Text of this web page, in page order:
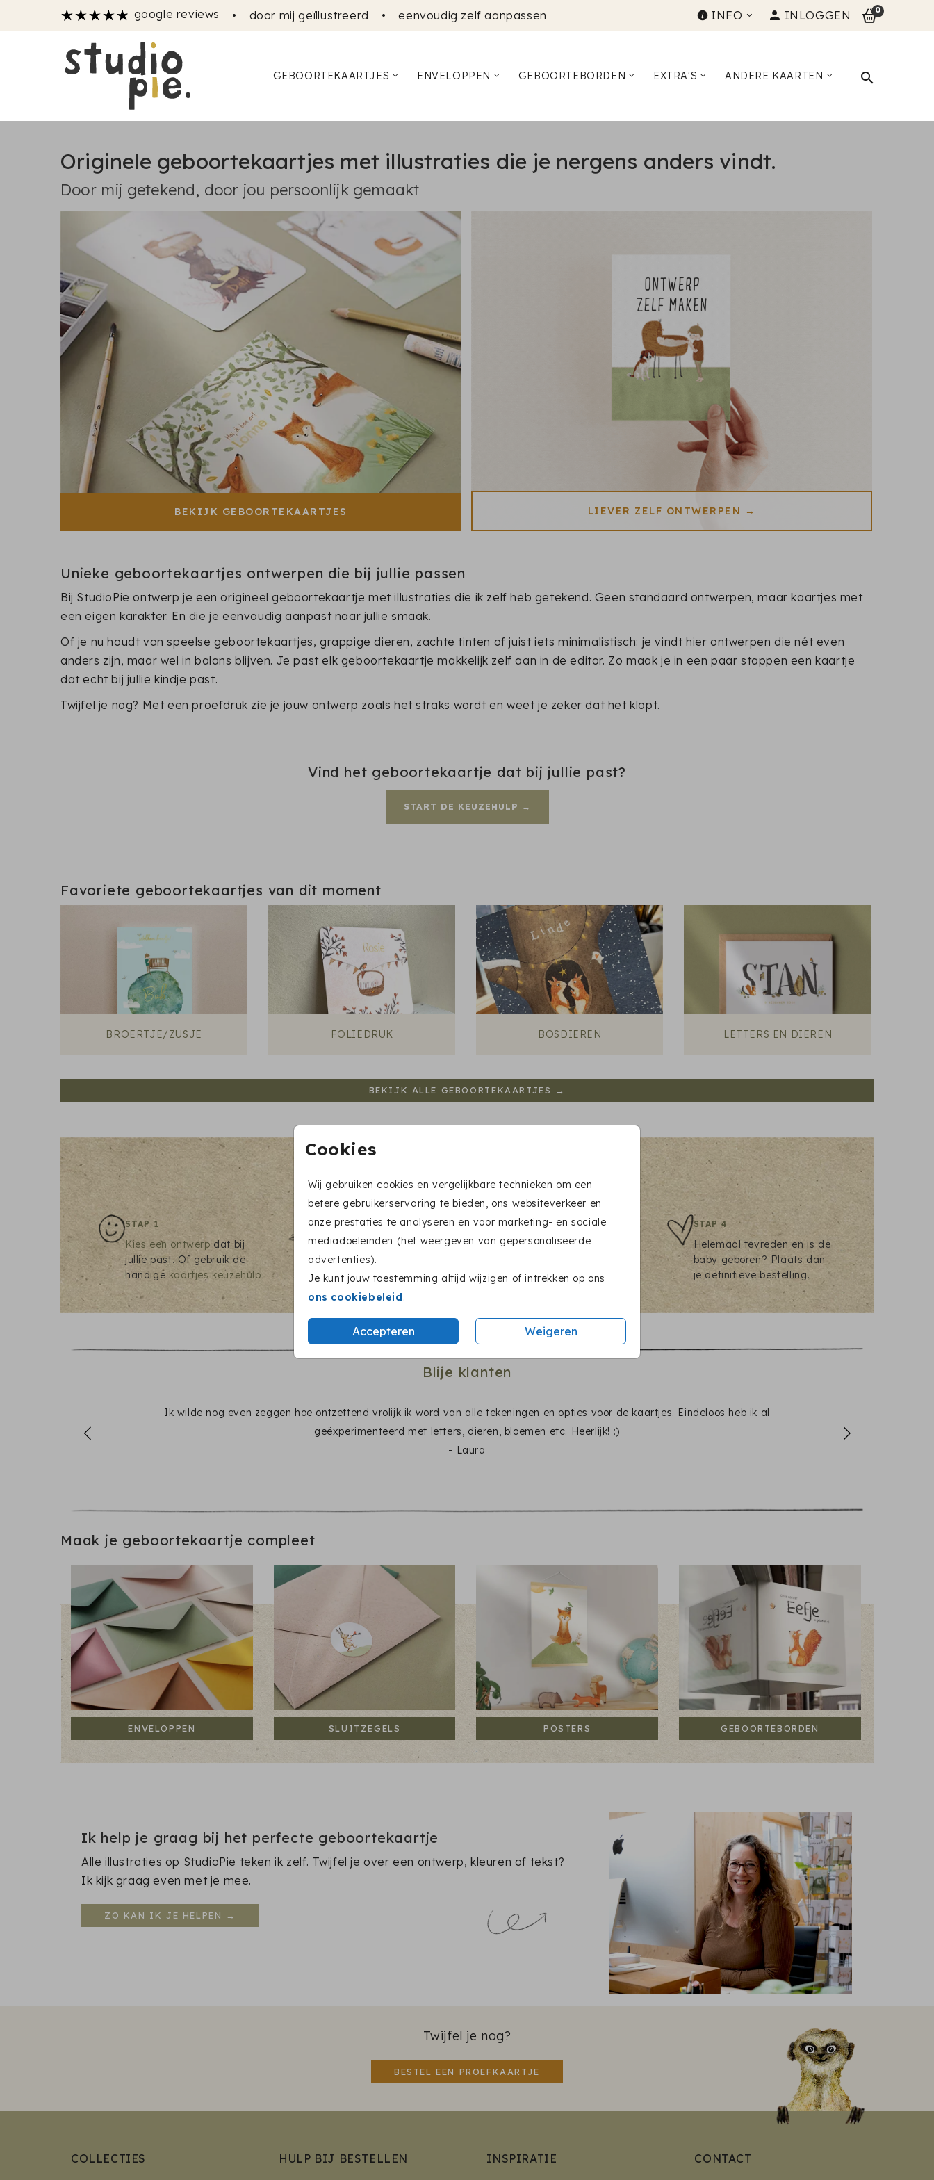
google reviews • door mij geïllustreerd • eenvoudig zelf aanpassen INFO INLOGGEN 0
GEBOORTEKAARTJES ENVELOPPEN GEBOORTEBORDEN EXTRA'S ANDERE KAARTEN
Cookies
Wij gebruiken cookies en vergelijkbare technieken om een
betere gebruikerservaring te bieden, ons websiteverkeer en
onze prestaties te analyseren en voor marketing- en sociale
mediadoeleinden (het weergeven van gepersonaliseerde
advertenties).
Je kunt jouw toestemming altijd wijzigen of intrekken op ons
ons cookiebeleid.
Accepteren Weigeren
Originele geboortekaartjes met illustraties die je nergens anders vindt.
Door mij getekend, door jou persoonlijk gemaakt
BEKIJK GEBOORTEKAARTJES LIEVER ZELF ONTWERPEN →
Unieke geboortekaartjes ontwerpen die bij jullie passen
Bij StudioPie ontwerp je een origineel geboortekaartje met illustraties die ik zelf heb getekend. Geen standaard ontwerpen, maar kaartjes met
een eigen karakter. En die je eenvoudig aanpast naar jullie smaak.
Of je nu houdt van speelse geboortekaartjes, grappige dieren, zachte tinten of juist iets minimalistisch: je vindt hier ontwerpen die nét even
anders zijn, maar wel in balans blijven. Je past elk geboortekaartje makkelijk zelf aan in de editor. Zo maak je in een paar stappen een kaartje
dat echt bij jullie kindje past.
Twijfel je nog? Met een proefdruk zie je jouw ontwerp zoals het straks wordt en weet je zeker dat het klopt.
Vind het geboortekaartje dat bij jullie past?
START DE KEUZEHULP →
Favoriete geboortekaartjes van dit moment
BROERTJE/ZUSJE FOLIEDRUK BOSDIEREN LETTERS EN DIEREN
BEKIJK ALLE GEBOORTEKAARTJES →
Zo ontwerp je jullie geboortekaartje
STAP 1
Kies een ontwerp dat bij
jullie past. Of gebruik de
handige kaartjes keuzehulp
STAP 2
Pas naam, tekst en
illustraties eenvoudig aan in
de editor.
STAP 3
Bestel eenproefkaartje
bekijken.
STAP 4
Helemaal tevreden en is de
baby geboren? Plaats dan
je definitieve bestelling.
Blije klanten
Ik wilde nog even zeggen hoe ontzettend vrolijk ik word van alle tekeningen en opties voor de kaartjes. Eindeloos heb ik al
geëxperimenteerd met letters, dieren, bloemen etc. Heerlijk! :)
- Laura
Maak je geboortekaartje compleet
ENVELOPPEN SLUITZEGELS POSTERS GEBOORTEBORDEN
Ik help je graag bij het perfecte geboortekaartje
Alle illustraties op StudioPie teken ik zelf. Twijfel je over een ontwerp, kleuren of tekst?
Ik kijk graag even met je mee.
ZO KAN IK JE HELPEN →
Twijfel je nog?
BESTEL EEN PROEFKAARTJE
COLLECTIES HULP BIJ BESTELLEN INSPIRATIE CONTACT